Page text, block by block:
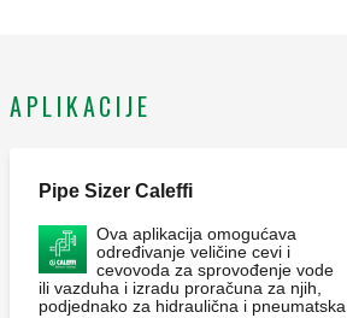
APLIKACIJE
Pipe Sizer Caleffi
Ova aplikacija omogućava
određivanje veličine cevi i
cevovoda za sprovođenje vode
ili vazduha i izradu proračuna za njih,
podjednako za hidraulična i pneumatska